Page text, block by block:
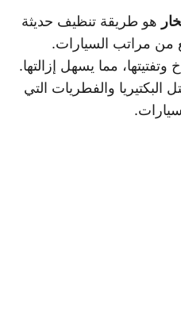
هو طريقة تنظيف حديثة
من مراتب السيارات.
وتفتيتها، مما يسهل إزالتها.
البكتيريا والفطريات التي